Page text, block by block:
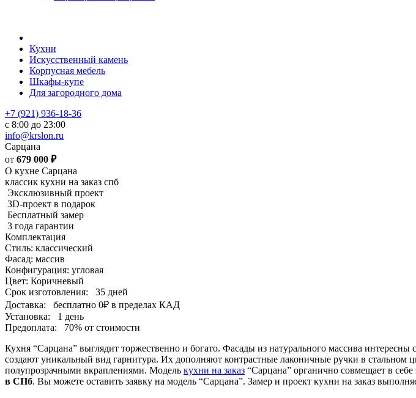
Кухни
Искусственный камень
Корпусная мебель
Шкафы-купе
Для загородного дома
+7 (921) 936-18-36
с 8:00 до 23:00
info@krslon.ru
Сарцана
от 679 000 ₽
О кухне Сарцана
классик кухни на заказ спб
Эксклюзивный проект
3D-проект в подарок
Бесплатный замер
3 года гарантии
Комплектация
Стиль: классический
Фасад: массив
Конфигурация: угловая
Цвет: Коричневый
Срок изготовления:
35 дней
Доставка:
бесплатно 0₽ в пределах КАД
Установка:
1 день
Предоплата:
70% от стоимости
Кухня “Сарцана” выглядит торжественно и богато. Фасады из натурального массива
создают уникальный вид гарнитура. Их дополняют контрастные лаконичные ручки в стальном
полупрозрачными вкраплениями. Модель кухни на заказ “Сарцана” органично совмещает в
в СПб. Вы можете оставить заявку на модель “Сарцана”. Замер и проект кухни на заказ